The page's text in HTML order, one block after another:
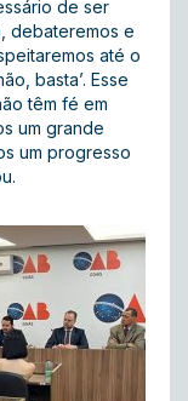
de ser
debateremos e
até o
basta’. Esse
têm fé em
um grande
um progresso